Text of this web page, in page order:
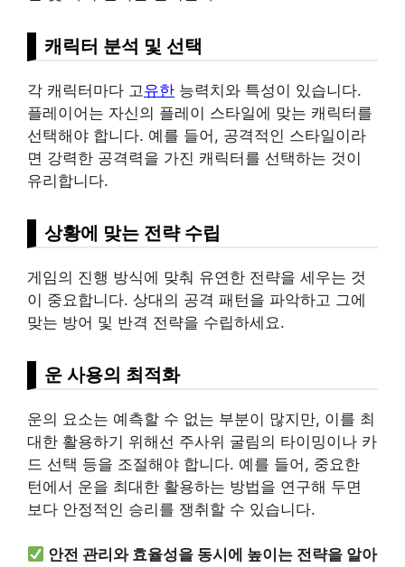
캐릭터 분석 및 선택
각 캐릭터마다 고유한 능력치와 특성이 있습니다.
플레이어는 자신의 플레이 스타일에 맞는 캐릭터를
선택해야 합니다. 예를 들어, 공격적인 스타일이라
면 강력한 공격력을 가진 캐릭터를 선택하는 것이
유리합니다.
상황에 맞는 전략 수립
게임의 진행 방식에 맞춰 유연한 전략을 세우는 것
이 중요합니다. 상대의 공격 패턴을 파악하고 그에
맞는 방어 및 반격 전략을 수립하세요.
운 사용의 최적화
운의 요소는 예측할 수 없는 부분이 많지만, 이를 최
대한 활용하기 위해선 주사위 굴림의 타이밍이나 카
드 선택 등을 조절해야 합니다. 예를 들어, 중요한
턴에서 운을 최대한 활용하는 방법을 연구해 두면
보다 안정적인 승리를 쟁취할 수 있습니다.
안전 관리와 효율성을 동시에 높이는 전략을 알아